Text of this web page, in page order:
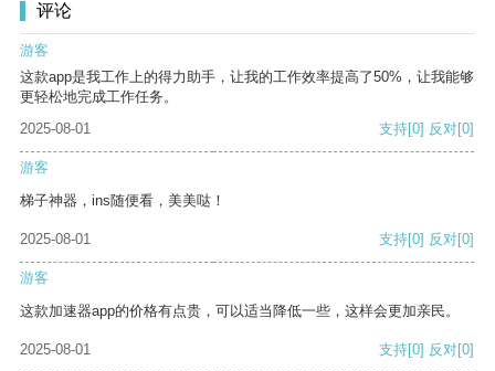
评论
游客
这款app是我工作上的得力助手，让我的工作效率提高了50%，让我能够
更轻松地完成工作任务。
2025-08-01
支持[0] 反对[0]
游客
梯子神器，ins随便看，美美哒！
2025-08-01 支持[0] 反对[0]
游客
这款加速器app的价格有点贵，可以适当降低一些，这样会更加亲民。
2025-08-01 支持[0] 反对[0]